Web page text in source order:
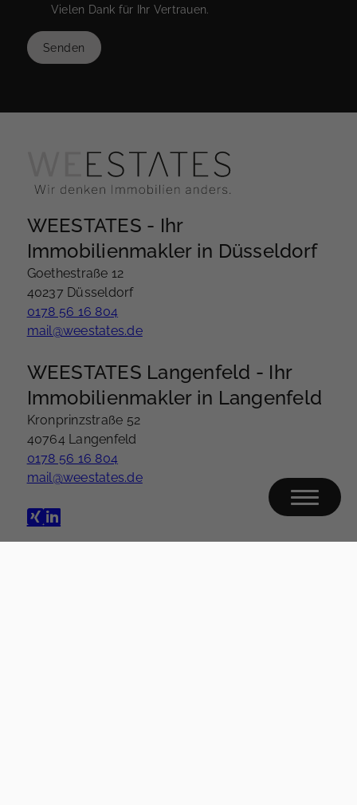
Vielen Dank für Ihr Vertrauen.
Senden
WEESTATES - Ihr
Immobilienmakler in Düsseldorf
Goethestraße 12
40237 Düsseldorf
0178 56 16 804
mail@weestates.de
WEESTATES Langenfeld - Ihr
Immobilienmakler in Langenfeld
Kronprinzstraße 52
40764 Langenfeld
0178 56 16 804
mail@weestates.de